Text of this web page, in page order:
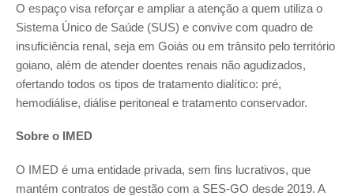
O espaço visa reforçar e ampliar a atenção a quem utiliza o
Sistema Único de Saúde (SUS) e convive com quadro de
insuficiência renal, seja em Goiás ou em trânsito pelo território
goiano, além de atender doentes renais não agudizados,
ofertando todos os tipos de tratamento dialítico: pré,
hemodiálise, diálise peritoneal e tratamento conservador.
Sobre o IMED
O IMED é uma entidade privada, sem fins lucrativos, que
mantém contratos de gestão com a SES-GO desde 2019. A